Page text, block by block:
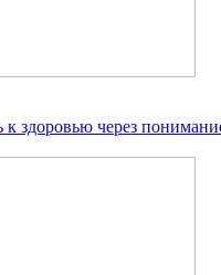
здоровью через